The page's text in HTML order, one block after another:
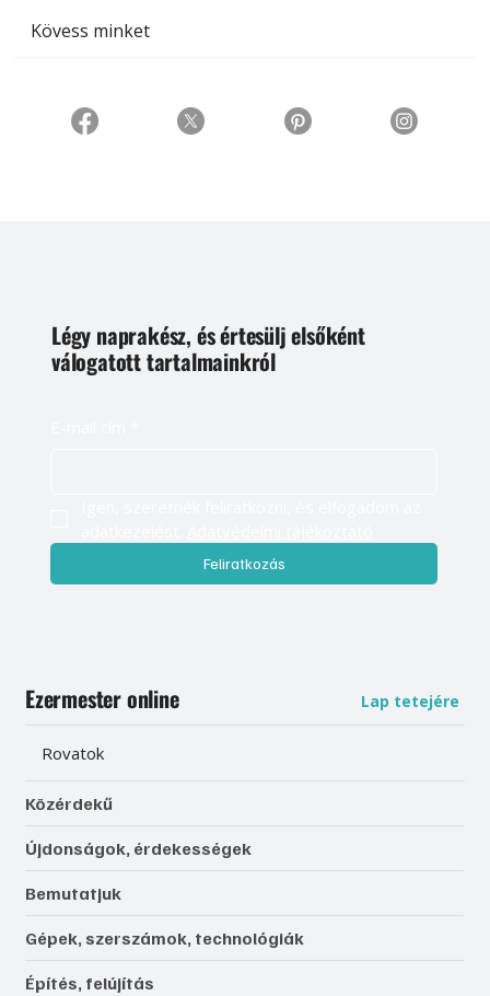
Kövess minket
Légy naprakész, és értesülj elsőként
válogatott tartalmainkról
Feliratkozás
Ezermester online Lap tetejére
Rovatok
Közérdekű
Újdonságok, érdekességek
Bemutatjuk
Gépek, szerszámok, technológiák
Építés, felújítás